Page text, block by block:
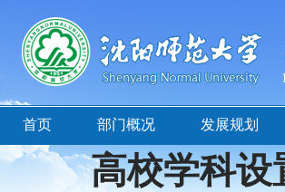
首页 部门概况 发展规划
高校学科设